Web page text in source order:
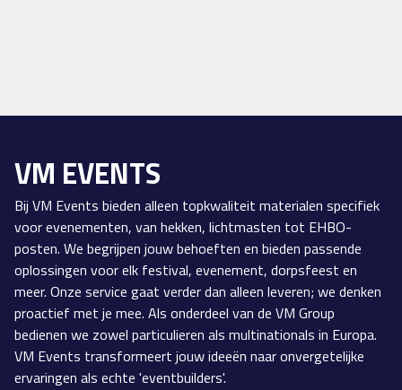
VM EVENTS
Bij VM Events bieden alleen topkwaliteit materialen specifiek
voor evenementen, van hekken, lichtmasten tot EHBO-
posten. We begrijpen jouw behoeften en bieden passende
oplossingen voor elk festival, evenement, dorpsfeest en
meer. Onze service gaat verder dan alleen leveren; we denken
proactief met je mee. Als onderdeel van de VM Group
bedienen we zowel particulieren als multinationals in Europa.
VM Events transformeert jouw ideeën naar onvergetelijke
ervaringen als echte 'eventbuilders'.